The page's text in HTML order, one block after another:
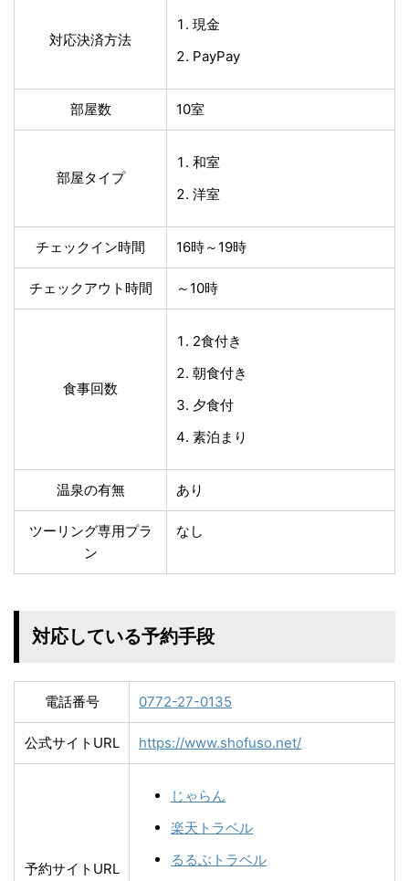
対応決済方法
現金
PayPay
部屋数 10室
部屋タイプ
和室
洋室
チェックイン時間 16時～19時
チェックアウト時間 ～10時
食事回数
2食付き
朝食付き
夕食付
素泊まり
温泉の有無 あり
ツーリング専用プラ
ン
なし
対応している予約手段
電話番号 0772-27-0135
公式サイトURL https://www.shofuso.net/
予約サイトURL
じゃらん
楽天トラベル
るるぶトラベル